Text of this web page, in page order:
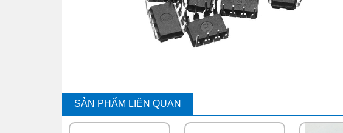
SẢN PHẨM LIÊN QUAN